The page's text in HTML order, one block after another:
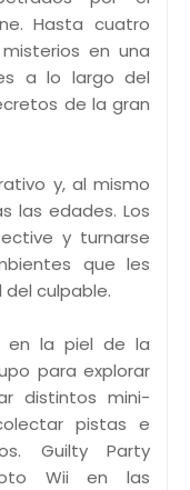
Hasta cuatro
en una
a lo largo del
de la gran
y, al mismo
las edades. Los
y turnarse
que les
culpable.
en la piel de la
para explorar
distintos mini-
pistas e
Guilty Party
Wii en las